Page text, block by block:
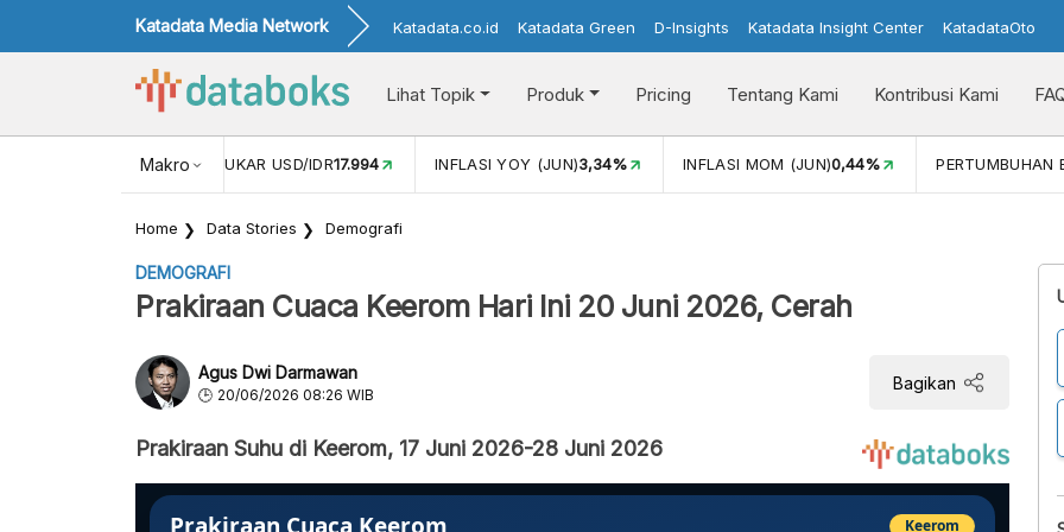
Katadata Media Network Katadata.co.id Katadata Green D-Insights Katadata Insight Center KatadataOto
Lihat Topik Produk Pricing Tentang Kami Kontribusi Kami
Makro
NILAI TUKAR USD/IDR17.994 INFLASI YOY (JUN)3,34% INFLASI MOM (JUN)0,44% PERTUMBUHAN
Home Data Stories Demografi
DEMOGRAFI
Prakiraan Cuaca Keerom Hari Ini 20 Juni 2026, Cerah
Agus Dwi Darmawan
20/06/2026 08:26 WIB
Bagikan
Prakiraan Suhu di Keerom, 17 Juni 2026-28 Juni 2026